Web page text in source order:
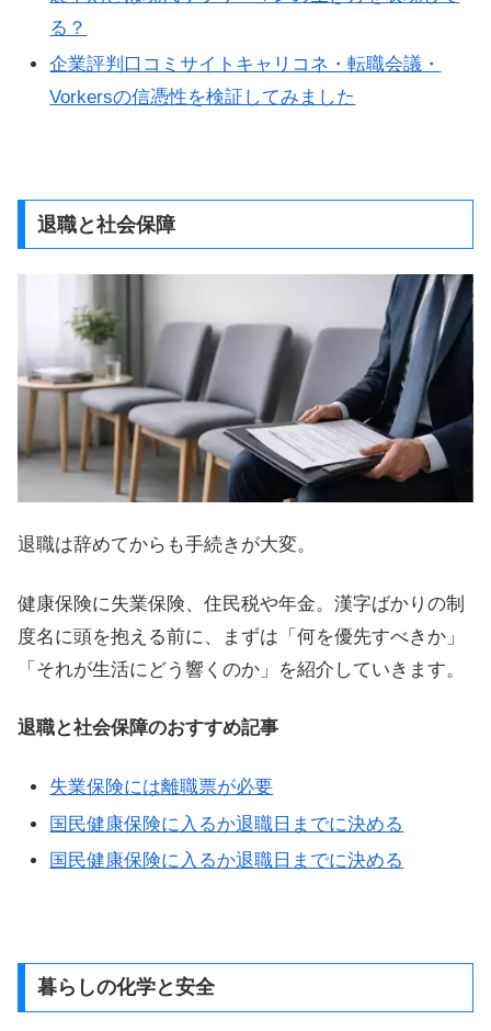
る？
企業評判口コミサイトキャリコネ・転職会議・
Vorkersの信憑性を検証してみました
退職と社会保障
退職は辞めてからも手続きが大変。
健康保険に失業保険、住民税や年金。漢字ばかりの制
度名に頭を抱える前に、まずは「何を優先すべきか」
「それが生活にどう響くのか」を紹介していきます。
退職と社会保障のおすすめ記事
失業保険には離職票が必要
国民健康保険に入るか退職日までに決める
国民健康保険に入るか退職日までに決める
暮らしの化学と安全